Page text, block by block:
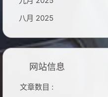
八月 2025
网站信息
文章数目 :